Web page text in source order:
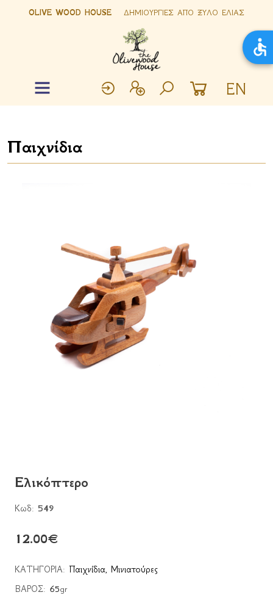
OLIVE WOOD HOUSE ΔΗΜΙΟΥΡΓΙΕΣ ΑΠΟ ΞΥΛΟ ΕΛΙΑΣ
EN
Παιχνίδια
Ελικόπτερο
Κωδ: 549
12.00€
ΚΑΤΗΓΟΡΙΑ: Παιχνίδια, Μινιατούρες
ΒΑΡΟΣ: 65gr